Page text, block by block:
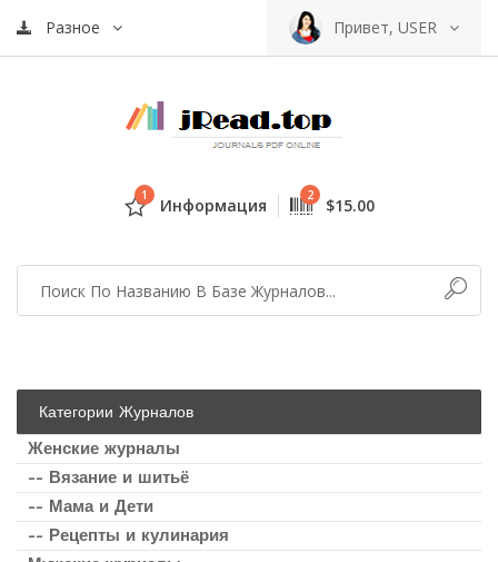
Разное Привет, USER
1 Информация 2 $15.00
Категории Журналов
Женские журналы
-- Вязание и шитьё
-- Мама и Дети
-- Рецепты и кулинария